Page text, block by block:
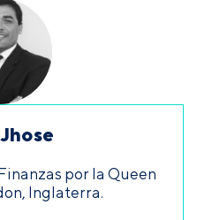
por la Queen
Inglaterra.